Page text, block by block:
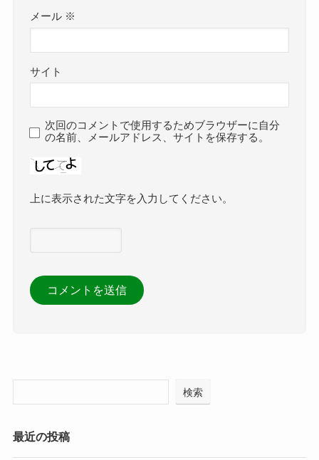
メール ※
サイト
次回のコメントで使用するためブラウザーに自分
の名前、メールアドレス、サイトを保存する。
上に表示された文字を入力してください。
検索
最近の投稿